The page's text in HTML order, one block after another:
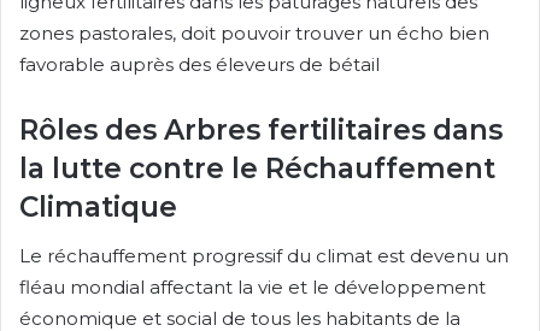
zones pastorales, doit pouvoir trouver un écho bien
favorable auprès des éleveurs de bétail
Rôles des Arbres fertilitaires dans
la lutte contre le Réchauffement
Climatique
Le réchauffement progressif du climat est devenu un
fléau mondial affectant la vie et le développement
économique et social de tous les habitants de la